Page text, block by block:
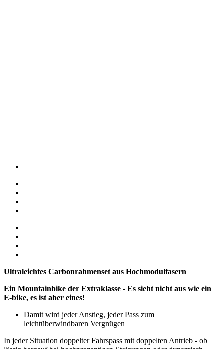
Ultraleichtes Carbonrahmenset aus Hochmodulfasern
Ein Mountainbike der Extraklasse - Es sieht nicht aus wie ein
E-bike, es ist aber eines!
Damit wird jeder Anstieg, jeder Pass zum
leichtüberwindbaren Vergnügen
In jeder Situation doppelter Fahrspass mit doppelten Antrieb - ob